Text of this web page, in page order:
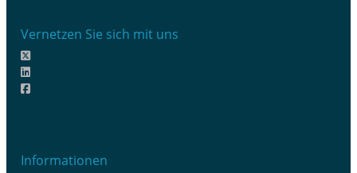
Vernetzen Sie sich mit uns
Informationen